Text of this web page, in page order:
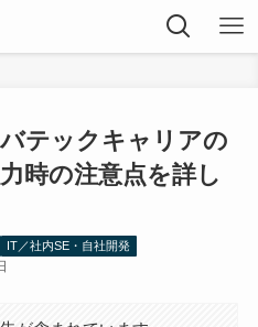
バテックキャリアの
時の注意点を詳し
IT／社内SE・自社開発